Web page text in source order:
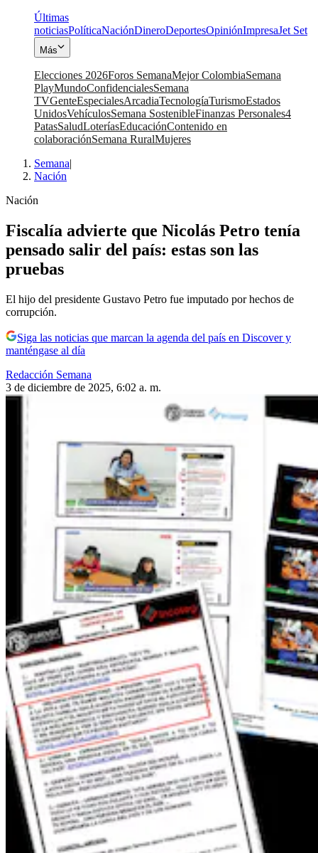
Últimas
noticiasPolíticaNaciónDineroDeportesOpiniónImpresaJet Set
Más
Elecciones 2026Foros SemanaMejor ColombiaSemana
PlayMundoConfidencialesSemana
TVGenteEspecialesArcadiaTecnologíaTurismoEstados
UnidosVehículosSemana SostenibleFinanzas Personales4
PatasSaludLoteríasEducaciónContenido en
colaboraciónSemana RuralMujeres
Semana|
Nación
Nación
Fiscalía advierte que Nicolás Petro tenía
pensado salir del país: estas son las
pruebas
El hijo del presidente Gustavo Petro fue imputado por hechos de
corrupción.
Siga las noticias que marcan la agenda del país en Discover y
manténgase al día
Redacción Semana
3 de diciembre de 2025, 6:02 a. m.